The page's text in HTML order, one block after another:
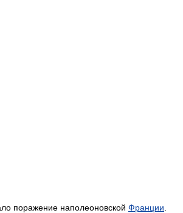
поражение наполеоновской Франции